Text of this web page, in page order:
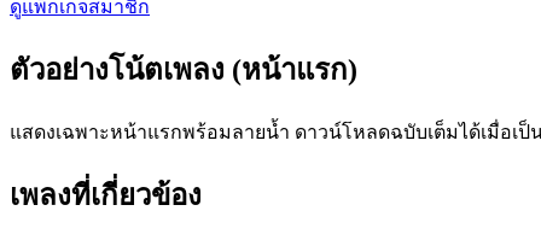
ดูแพ็กเกจสมาชิก
ตัวอย่างโน้ตเพลง (หน้าแรก)
แสดงเฉพาะหน้าแรกพร้อมลายน้ำ ดาวน์โหลดฉบับเต็มได้เมื่อเป็
เพลงที่เกี่ยวข้อง